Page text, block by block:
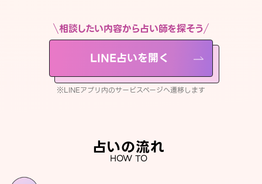
相談したい内容から占い師を探そう
LINE占いを開く
※LINEアプリ内のサービスページへ遷移します
占いの流れ
HOW TO